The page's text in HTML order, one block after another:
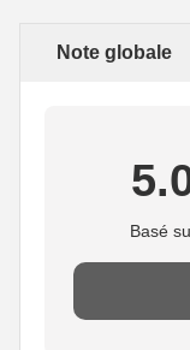
Note globale
Basé